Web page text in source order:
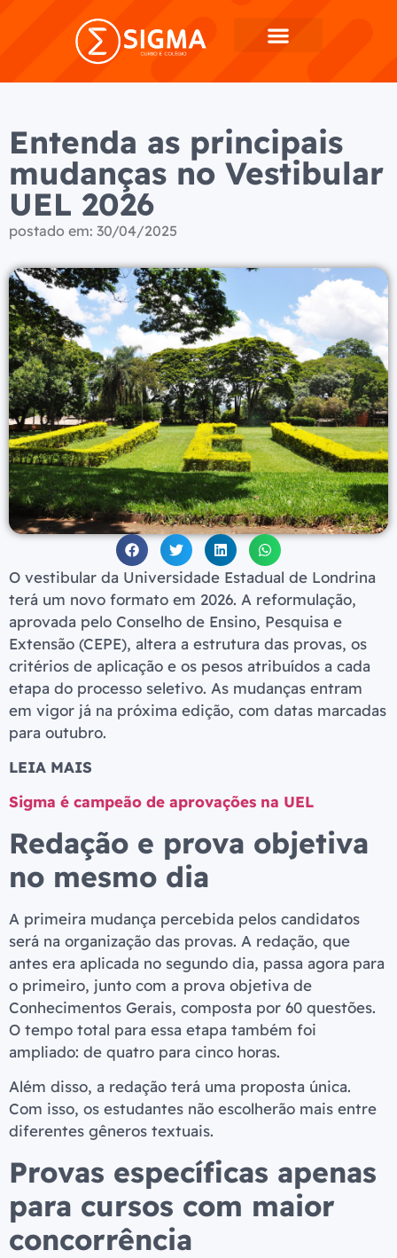
Entenda as principais
mudanças no Vestibular
UEL 2026
postado em: 30/04/2025
O vestibular da Universidade Estadual de Londrina
terá um novo formato em 2026. A reformulação,
aprovada pelo Conselho de Ensino, Pesquisa e
Extensão (CEPE), altera a estrutura das provas, os
critérios de aplicação e os pesos atribuídos a cada
etapa do processo seletivo. As mudanças entram
em vigor já na próxima edição, com datas marcadas
para outubro.
LEIA MAIS
Sigma é campeão de aprovações na UEL
Redação e prova objetiva
no mesmo dia
A primeira mudança percebida pelos candidatos
será na organização das provas. A redação, que
antes era aplicada no segundo dia, passa agora para
o primeiro, junto com a prova objetiva de
Conhecimentos Gerais, composta por 60 questões.
O tempo total para essa etapa também foi
ampliado: de quatro para cinco horas.
Além disso, a redação terá uma proposta única.
Com isso, os estudantes não escolherão mais entre
diferentes gêneros textuais.
Provas específicas apenas
para cursos com maior
concorrência